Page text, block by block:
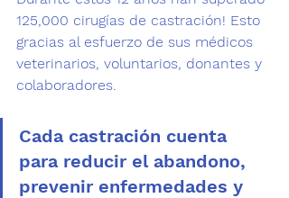
125,000 cirugías de castración! Esto
gracias al esfuerzo de sus médicos
veterinarios, voluntarios, donantes y
colaboradores.
Cada castración cuenta
para reducir el abandono,
prevenir enfermedades y